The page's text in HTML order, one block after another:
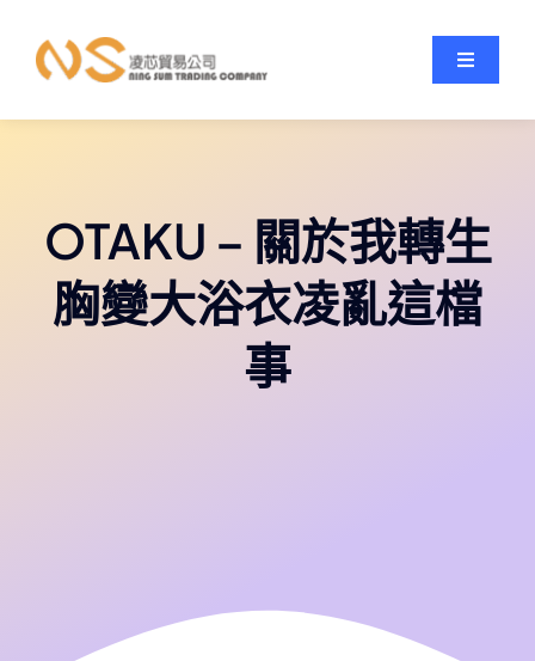
容
Toggle
OTAKU御宅
訂貨平台
OTAKU – 關於我轉生
胸變大浴衣凌亂這檔
事